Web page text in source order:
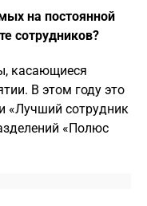
на постоянной
сотрудников?
касающиеся
В этом году это
«Лучший сотрудник
«Полюс